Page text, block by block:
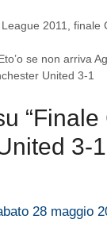
2011 ,finale
se non arriva
United 3-1
3-
28 maggio